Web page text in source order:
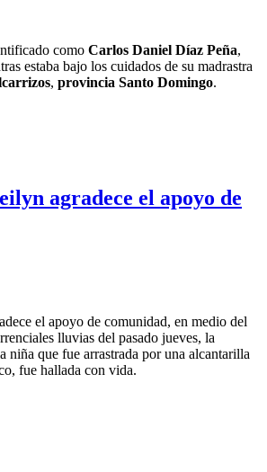
como Carlos Daniel Díaz Peña,
estaba bajo los cuidados de su madrastra
, provincia Santo Domingo.
agradece el apoyo de
el apoyo de comunidad, en medio del
lluvias del pasado jueves, la
niña que fue arrastrada por una alcantarilla
fue hallada con vida.